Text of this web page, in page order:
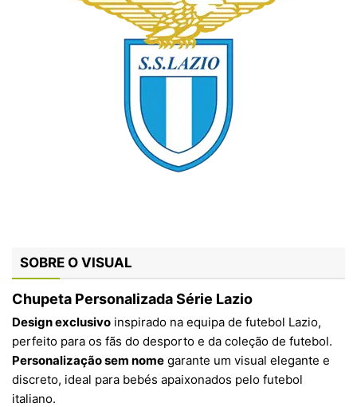
SOBRE O VISUAL
Chupeta Personalizada Série Lazio
Design exclusivo inspirado na equipa de futebol Lazio,
perfeito para os fãs do desporto e da coleção de futebol.
Personalização sem nome garante um visual elegante e
discreto, ideal para bebés apaixonados pelo futebol
italiano.